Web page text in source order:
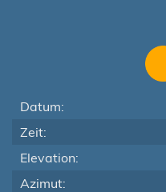
Datum:
Zeit:
Elevation:
Azimut: